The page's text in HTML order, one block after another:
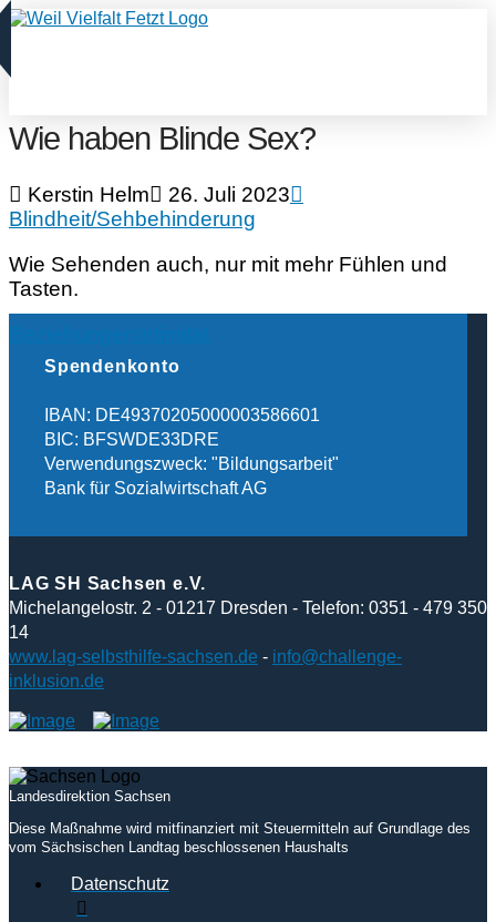
Wie haben Blinde Sex?
Kerstin Helm
26. Juli 2023
Blindheit/Sehbehinderung
Wie Sehenden auch, nur mit mehr Fühlen und
Tasten.
Spendenkonto
IBAN: DE49370205000003586601
BIC: BFSWDE33DRE
Verwendungszweck: "Bildungsarbeit"
Bank für Sozialwirtschaft AG
LAG SH Sachsen e.V.
Michelangelostr. 2 - 01217 Dresden - Telefon: 0351 - 479 350
14
www.lag-selbsthilfe-sachsen.de - info@challenge-
inklusion.de
Landesdirektion Sachsen
Diese Maßnahme wird mitfinanziert mit Steuermitteln auf Grundlage des
vom Sächsischen Landtag beschlossenen Haushalts
Datenschutz